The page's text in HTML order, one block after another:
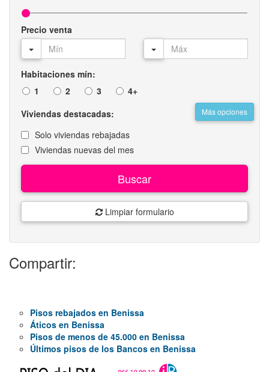
Precio venta
Habitaciones mín:
1
2 3 4+
Más opciones
Viviendas destacadas:
Solo viviendas rebajadas
Viviendas nuevas del mes
Buscar
Limpiar formulario
Compartir:
Pisos rebajados en Benissa
Áticos en Benissa
Pisos de menos de 45.000 en Benissa
Últimos pisos de los Bancos en Benissa